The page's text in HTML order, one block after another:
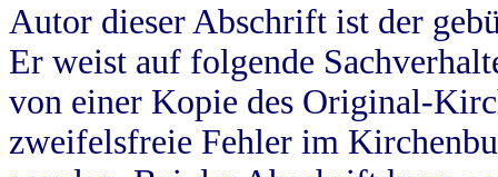
Autor dieser Abschrift ist der
Er weist auf folgende
von einer Kopie des Original-
zweifelsfreie Fehler im